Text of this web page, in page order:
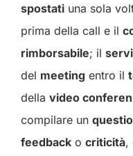
spostati una sola
prima della call e il
rimborsabile; il
del meeting entro il
della video
compilare un
feedback o criticità,